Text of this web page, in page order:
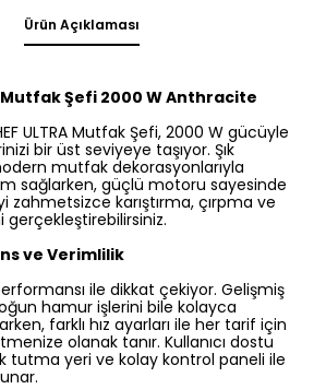
Ürün Açıklaması
Mutfak Şefi 2000 W Anthracite
ULTRA Mutfak Şefi, 2000 W gücüyle
bir üst seviyeye taşıyor. Şık
mutfak dekorasyonlarıyla
sağlarken, güçlü motoru sayesinde
karıştırma, çırpma ve
ve Verimlilik
ile dikkat çekiyor. Gelişmiş
hamur işlerini bile kolayca
farklı hız ayarları ile her tarif için
olanak tanır. Kullanıcı dostu
tutma yeri ve kolay kontrol paneli ile